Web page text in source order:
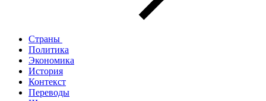
Страны
Политика
Экономика
История
Контекст
Переводы